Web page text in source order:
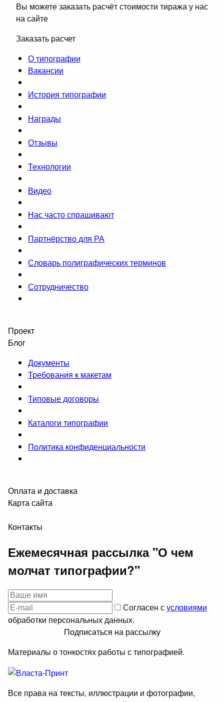
Вы можете заказать расчёт стоимости тиража у нас
на сайте
Заказать расчет
О типографии
Вакансии
История типографии
Награды
Отзывы
Технологии
Видео
Нас часто спрашивают
Партнёрство для РА
Словарь полиграфических терминов
Сотрудничество
Проект
Блог
Документы
Требования к макетам
Типовые договоры
Каталоги типографии
Политика конфиденциальности
Оплата и доставка
Карта сайта
Контакты
Ежемесячная рассылка "О чем
молчат типографии?"
Согласен сусловиями
обработки персональных данных.
Подписаться на рассылку
Материалы о тонкостях работы с типографией.
Все права на тексты, иллюстрации и фотографии,